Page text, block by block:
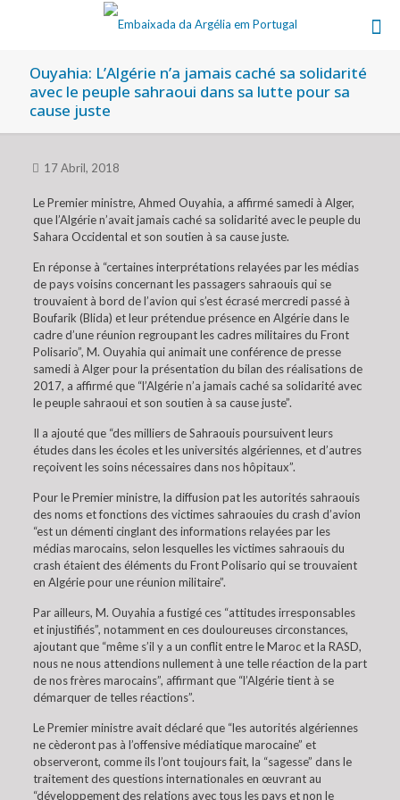
Ouyahia: L’Algérie n’a jamais caché sa solidarité
avec le peuple sahraoui dans sa lutte pour sa
cause juste
17 Abril, 2018
Le Premier ministre, Ahmed Ouyahia, a affirmé samedi à Alger,
que l’Algérie n’avait jamais caché sa solidarité avec le peuple du
Sahara Occidental et son soutien à sa cause juste.
En réponse à “certaines interprétations relayées par les médias
de pays voisins concernant les passagers sahraouis qui se
trouvaient à bord de l’avion qui s’est écrasé mercredi passé à
Boufarik (Blida) et leur prétendue présence en Algérie dans le
cadre d’une réunion regroupant les cadres militaires du Front
Polisario”, M. Ouyahia qui animait une conférence de presse
samedi à Alger pour la présentation du bilan des réalisations de
2017, a affirmé que “l’Algérie n’a jamais caché sa solidarité avec
le peuple sahraoui et son soutien à sa cause juste”.
Il a ajouté que “des milliers de Sahraouis poursuivent leurs
études dans les écoles et les universités algériennes, et d’autres
reçoivent les soins nécessaires dans nos hôpitaux”.
Pour le Premier ministre, la diffusion pat les autorités sahraouis
des noms et fonctions des victimes sahraouies du crash d’avion
“est un démenti cinglant des informations relayées par les
médias marocains, selon lesquelles les victimes sahraouis du
crash étaient des éléments du Front Polisario qui se trouvaient
en Algérie pour une réunion militaire”.
Par ailleurs, M. Ouyahia a fustigé ces “attitudes irresponsables
et injustifiés”, notamment en ces douloureuses circonstances,
ajoutant que “même s’il y a un conflit entre le Maroc et la RASD,
nous ne nous attendions nullement à une telle réaction de la part
de nos frères marocains”, affirmant que “l’Algérie tient à se
démarquer de telles réactions”.
Le Premier ministre avait déclaré que “les autorités algériennes
ne cèderont pas à l’offensive médiatique marocaine” et
observeront, comme ils l’ont toujours fait, la “sagesse” dans le
traitement des questions internationales en œuvrant au
“développement des relations avec tous les pays et non le